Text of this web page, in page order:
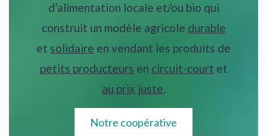
d’alimentation locale et/ou bio qui
construit un modèle agricole durable
et solidaire en vendant les produits de
petits producteurs en circuit-court et
au prix juste.
Notre coopérative